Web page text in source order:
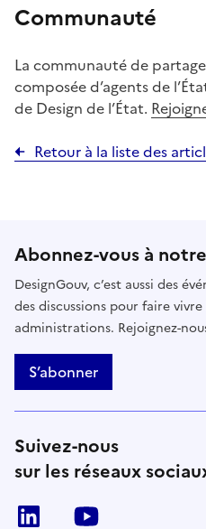
Communauté
La communauté de
composée d’agents de
de Design de l’État.
Retour à la liste des
Abonnez-vous à
DesignGouv, c’est aussi des
des discussions pour faire
administrations. Rejoignez-
S’abonner
Suivez-nous
sur les réseaux
linkedin